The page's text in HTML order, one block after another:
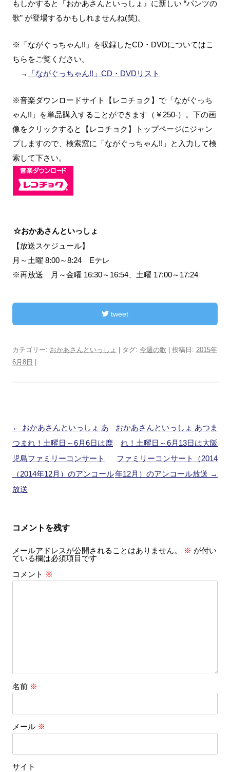
もしかすると『おかあさんといっしょ』に新しい “パンツの
歌” が登場するかもしれませんね(笑)。
※「ながぐっちゃん!!」を収録したCD・DVDについてはこ
ちらをご覧ください。
→
「ながぐっちゃん!!」CD・DVDリスト
※音楽ダウンロードサイト【レコチョク】で「ながぐっち
ゃん!!」を単品購入することができます（￥250-）。下の画
像をクリックすると【レコチョク】トップページにジャン
プしますので、検索窓に「ながぐっちゃん!!」と入力して検
索して下さい。
☆おかあさんといっしょ
【放送スケジュール】
月～土曜 8:00～8:24 Eテレ
※再放送 月～金曜 16:30～16:54、土曜 17:00～17:24
tweet
カテゴリー: おかあさんといっしょ | タグ: 今週の歌 | 投稿日: 2015年
6月8日
投
稿
ナ
ビ
ゲ
ン
← おかあさんといっしょ あ
つまれ！土曜日～6月6日は鹿
児島ファミリーコンサート
（2014年12月）のアンコール
放送
おかあさんといっしょ あつま
れ！土曜日～6月13日は大阪
ファミリーコンサート（2014
年12月）のアンコール放送 →
コメントを残す
メールアドレスが公開されることはありません。 ※ が付い
ている欄は必須項目です
コメント ※
名前 ※
メール ※
サイト